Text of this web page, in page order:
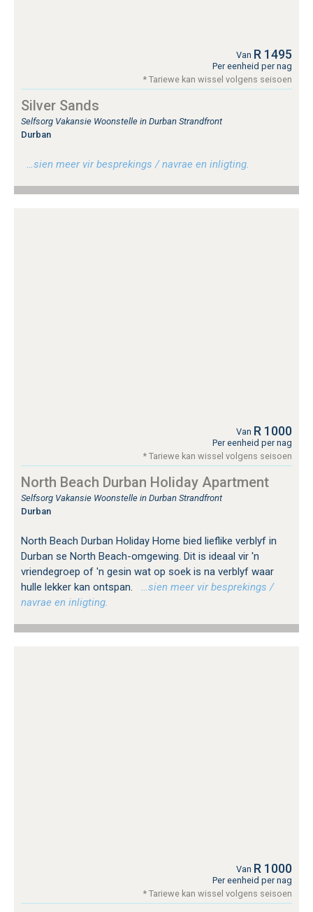
Van R 1495
Per eenheid per nag
* Tariewe kan wissel volgens seisoen
Silver Sands
Selfsorg Vakansie Woonstelle in Durban Strandfront
Durban
…sien meer vir besprekings / navrae en inligting.
Van R 1000
Per eenheid per nag
* Tariewe kan wissel volgens seisoen
North Beach Durban Holiday Apartment
Selfsorg Vakansie Woonstelle in Durban Strandfront
Durban
North Beach Durban Holiday Home bied lieflike verblyf in
Durban se North Beach-omgewing. Dit is ideaal vir 'n
vriendegroep of 'n gesin wat op soek is na verblyf waar
hulle lekker kan ontspan.
…sien meer vir besprekings /
navrae en inligting.
Van R 1000
Per eenheid per nag
* Tariewe kan wissel volgens seisoen